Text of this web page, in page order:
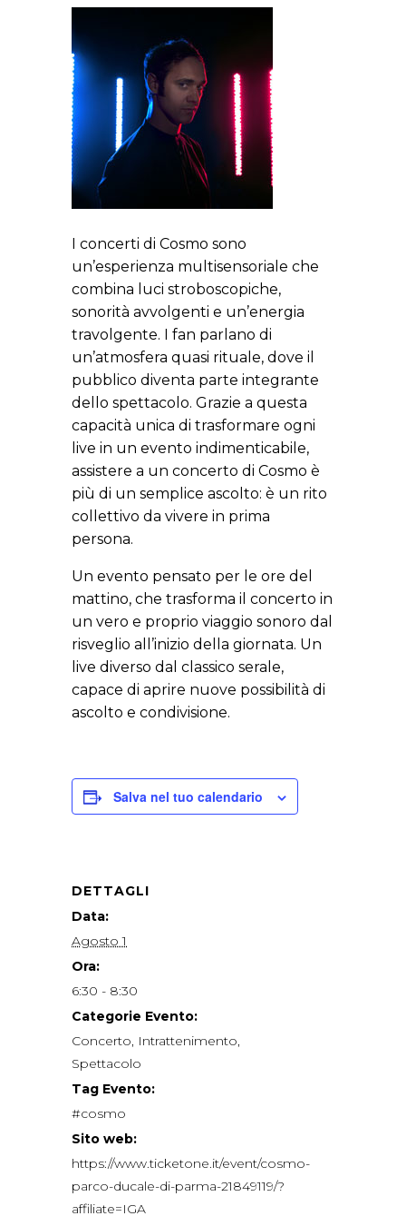
I concerti di Cosmo sono
un’esperienza multisensoriale che
combina luci stroboscopiche,
sonorità avvolgenti e un’energia
travolgente. I fan parlano di
un’atmosfera quasi rituale, dove il
pubblico diventa parte integrante
dello spettacolo. Grazie a questa
capacità unica di trasformare ogni
live in un evento indimenticabile,
assistere a un concerto di Cosmo è
più di un semplice ascolto: è un rito
collettivo da vivere in prima
persona.
Un evento pensato per le ore del
mattino, che trasforma il concerto in
un vero e proprio viaggio sonoro dal
risveglio all’inizio della giornata. Un
live diverso dal classico serale,
capace di aprire nuove possibilità di
ascolto e condivisione.
Salva nel tuo calendario
DETTAGLI
Data:
Agosto 1
Ora:
6:30 - 8:30
Categorie Evento:
Concerto, Intrattenimento,
Spettacolo
Tag Evento:
#cosmo
Sito web:
https://www.ticketone.it/event/cosmo-
parco-ducale-di-parma-21849119/?
affiliate=IGA